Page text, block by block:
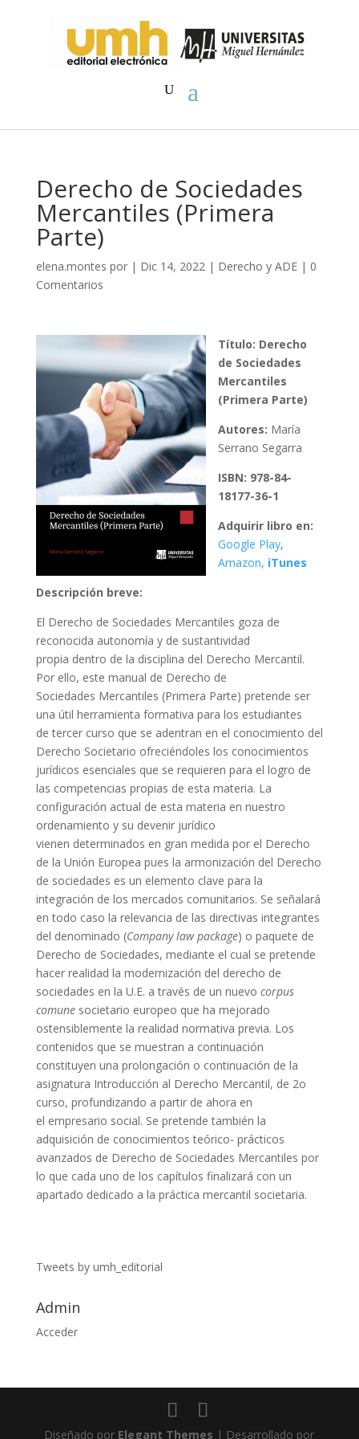
Derecho de Sociedades
Mercantiles (Primera
Parte)
elena.montes por | Dic 14, 2022| Derecho y ADE| 0
Comentarios
Título: Derecho
de Sociedades
Mercantiles
(Primera Parte)
Autores: María
Serrano Segarra
ISBN: 978-84-
18177-36-1
Adquirir libro en:
Google Play,
Amazon, iTunes
Descripción breve:
El Derecho de Sociedades Mercantiles goza de
reconocida autonomía y de sustantividad
propia dentro de la disciplina del Derecho Mercantil.
Por ello, este manual de Derecho de
Sociedades Mercantiles (Primera Parte) pretende ser
una útil herramienta formativa para los estudiantes
de tercer curso que se adentran en el conocimiento del
Derecho Societario ofreciéndoles los conocimientos
jurídicos esenciales que se requieren para el logro de
las competencias propias de esta materia. La
configuración actual de esta materia en nuestro
ordenamiento y su devenir jurídico
vienen determinados en gran medida por el Derecho
de la Unión Europea pues la armonización del Derecho
de sociedades es un elemento clave para la
integración de los mercados comunitarios. Se señalará
en todo caso la relevancia de las directivas integrantes
del denominado (Company law package) o paquete de
Derecho de Sociedades, mediante el cual se pretende
hacer realidad la modernización del derecho de
sociedades en la U.E. a través de un nuevo corpus
comunesocietario europeo que ha mejorado
ostensiblemente la realidad normativa previa. Los
contenidos que se muestran a continuación
constituyen una prolongación o continuación de la
asignatura Introducción al Derecho Mercantil, de 2o
curso, profundizando a partir de ahora en
el empresario social. Se pretende también la
adquisición de conocimientos teórico- prácticos
avanzados de Derecho de Sociedades Mercantiles por
lo que cada uno de los capítulos finalizará con un
apartado dedicado a la práctica mercantil societaria.
Tweets by umh_editorial
Admin
Acceder
Diseñado por Elegant Themes | Desarrollado por